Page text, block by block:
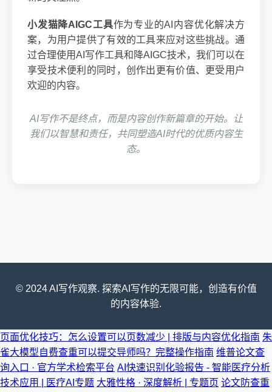
小发猫降AIGC工具作为专业的AI内容优化解决方
案，为用户提供了有效的工具来应对这些挑战。通
过合理使用AI写作工具和降AIGC技术，我们可以在
享受技术便利的同时，创作出更有价值、更受用户
欢迎的内容。
AI写作不是终点，而是内容创作新篇章的开始。让
我们以智慧和责任，共同塑造AI时代的优质内容生
态。
© 2024 AI写作观察. 探索AI写作的无限可能，创造有价值
的内容体验.
页面优化技巧：怎么设置可以页数减少 | 排版与内容优化指南 朱
雀大模型自费查重可以提交导师吗？完整操作指南 维普论文查
询入口 · 官方学术检索平台 AI快速识别化验报告 - 智能医疗分析
技术应用 | 医疗AI专题 大雅性格 · 深度解析 | 专题页 论文防查重